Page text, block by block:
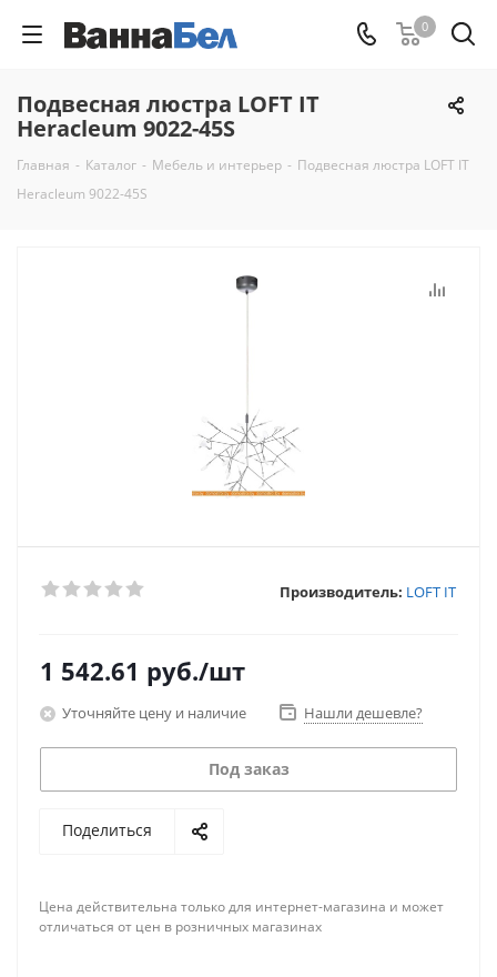
0
Подвесная люстра LOFT IT
Heracleum 9022-45S
Главная - Каталог - Мебель и интерьер - Подвесная люстра LOFT IT
Heracleum 9022-45S
Производитель: LOFT IT
1 542.61 руб./шт
Уточняйте цену и наличие Нашли дешевле?
Под заказ
Поделиться
Цена действительна только для интернет-магазина и может
отличаться от цен в розничных магазинах